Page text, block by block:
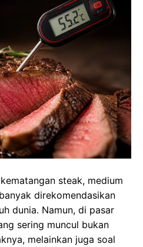
steak, medium
direkomendasikan
dunia. Namun, di pasar
sering muncul bukan
melainkan juga soal